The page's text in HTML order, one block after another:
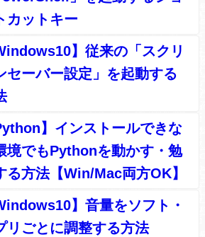
カットキー
】従来の「スクリ
セーバー設定」を起動する
】インストールできな
境でもPythonを動かす・勉
る方法【Win/Mac両方OK】
】音量をソフト・
リごとに調整する方法